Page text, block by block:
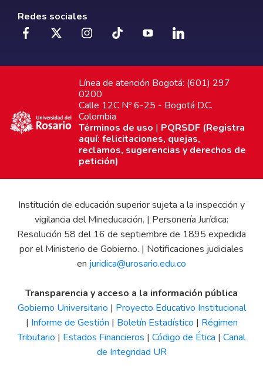
Redes sociales
Línea de atención Bogotá: (601) 297
0200
Calle 12C Nº 6-25 - Bogotá D.C.
Colombia
Términos de uso | PQRSDF (Registra
aquí: felicitaciones, quejas,
reclamos, sugerencias y derechos de
petición)
Institución de educación superior sujeta a la inspección y
vigilancia del Mineducación. | Personería Jurídica:
Resolución 58 del 16 de septiembre de 1895 expedida
por el Ministerio de Gobierno. | Notificaciones judiciales
en juridica@urosario.edu.co
Transparencia y acceso a la información pública
Gobierno Universitario | Proyecto Educativo Institucional
| Informe de Gestión | Boletín Estadístico | Régimen
Tributario | Estados Financieros | Código de Ética | Canal
de Integridad UR